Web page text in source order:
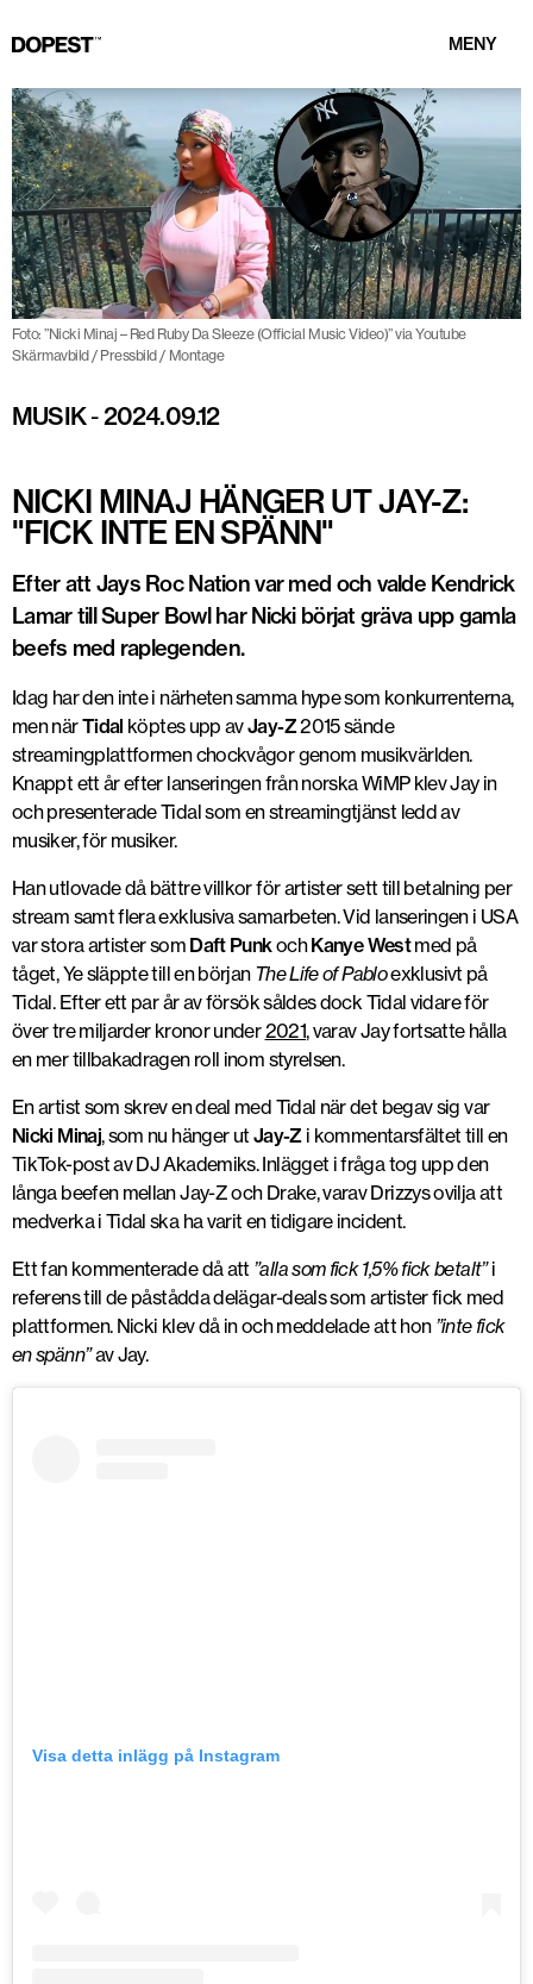
MENY
Foto: ”Nicki Minaj – Red Ruby Da Sleeze (Official Music Video)” via Youtube
Skärmavbild / Pressbild / Montage
MUSIK-2024.09.12
NICKI MINAJ HÄNGER UT JAY-Z:
"FICK INTE EN SPÄNN"
Efter att Jays Roc Nation var med och valde Kendrick
Lamar till Super Bowl har Nicki börjat gräva upp gamla
beefs med raplegenden.
Idag har den inte i närheten samma hype som konkurrenterna,
men närTidal köptes upp avJay-Z2015 sände
streamingplattformen chockvågor genom musikvärlden.
Knappt ett år efter lanseringen från norska WiMP klev Jay in
och presenterade Tidal som en streamingtjänst ledd av
musiker, för musiker.
Han utlovade då bättre villkor för artister sett till betalning per
stream samt flera exklusiva samarbeten. Vid lanseringen i USA
var stora artister som Daft PunkochKanye Westmed på
tåget, Ye släppte till en början The Life of Pabloexklusivt på
Tidal. Efter ett par år av försök såldes dock Tidal vidare för
över tre miljarder kronor under2021, varav Jay fortsatte hålla
en mer tillbakadragen roll inom styrelsen.
En artist som skrev en deal med Tidal när det begav sig var
Nicki Minaj, som nu hänger ut Jay-Zi kommentarsfältet till en
TikTok-post av DJ Akademiks. Inlägget i fråga tog upp den
långa beefen mellan Jay-Z och Drake, varav Drizzys ovilja att
medverka i Tidal ska ha varit en tidigare incident.
Ett fan kommenterade då att ”alla som fick 1,5% fick betalt”i
referens till de påstådda delägar-deals som artister fick med
plattformen. Nicki klev då in och meddelade att hon ”inte fick
en spänn”av Jay.
Visa detta inlägg på Instagram